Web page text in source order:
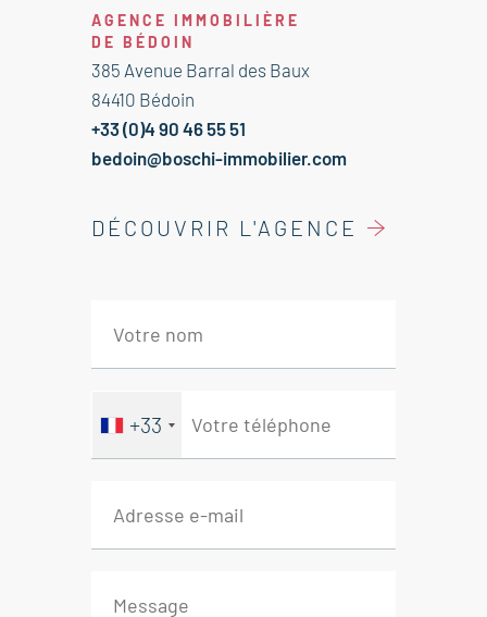
Chambre 10.50m²
Dégagement 7m²
Salle d'eau 5m²
Wc 1m²
---Parking privatif
AGENCE IMMOBILIÈRE
DE BÉDOIN
385 Avenue Barral des Baux
84410 Bédoin
+33 (0)4 90 46 55 51
bedoin@boschi-immobilier.com
DÉCOUVRIR L'AGENCE
+33